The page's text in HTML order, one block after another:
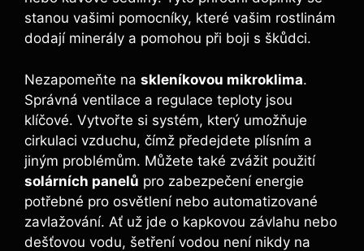
stanou vašimi pomocníky, které vašim rostlinám
dodají minerály a pomohou při boji s škůdci.
Nezapomeňte na skleníkovou mikroklima.
Správná ventilace a regulace teploty jsou
klíčové. Vytvořte si systém, který umožňuje
cirkulaci vzduchu, čímž předejdete plísním a
jiným problémům. Můžete také zvážit použití
solárních panelů pro zabezpečení energie
potřebné pro osvětlení nebo automatizované
zavlažování. Ať už jde o kapkovou závlahu nebo
dešťovou vodu, šetření vodou není nikdy na